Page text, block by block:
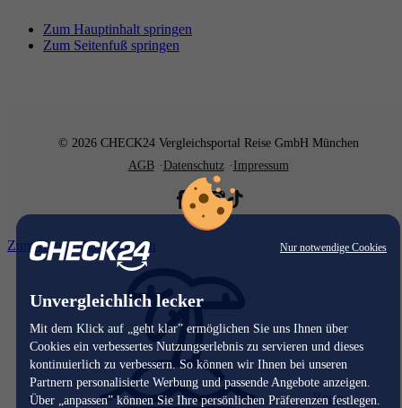
Nur notwendige Cookies
Unvergleichlich lecker
Mit dem Klick auf „geht klar” ermöglichen Sie uns Ihnen über
Cookies ein verbessertes Nutzungserlebnis zu servieren und dieses
kontinuierlich zu verbessern. So können wir Ihnen bei unseren
Partnern personalisierte Werbung und passende Angebote anzeigen.
Über „anpassen” können Sie Ihre persönlichen Präferenzen festlegen.
Zum Hauptinhalt springen
Zum Seitenfuß springen
© 2026 CHECK24 Vergleichsportal Reise GmbH München
AGB
Datenschutz Impressum
Zum Hauptinhalt springen
Reise